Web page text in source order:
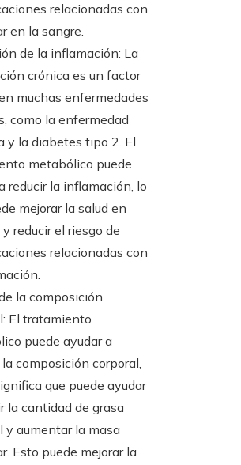
relacionadas con
en la sangre.
de la inflamación: La
crónica es un factor
muchas enfermedades
como la enfermedad
y la diabetes tipo 2. El
metabólico puede
reducir la inflamación, lo
mejorar la salud en
reducir el riesgo de
relacionadas con
la composición
El tratamiento
puede ayudar a
la composición corporal,
que puede ayudar
la cantidad de grasa
y aumentar la masa
Esto puede mejorar la